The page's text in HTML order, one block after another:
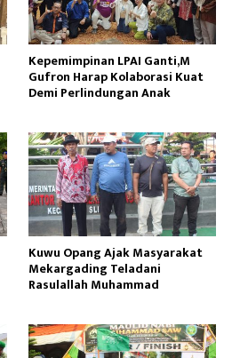
Kepemimpinan LPAI Ganti,M
Gufron Harap Kolaborasi Kuat
Demi Perlindungan Anak
Kuwu Opang Ajak Masyarakat
Mekargading Teladani
Rasulallah Muhammad